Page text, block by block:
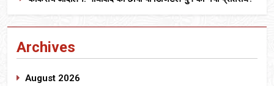
Archives
August 2026